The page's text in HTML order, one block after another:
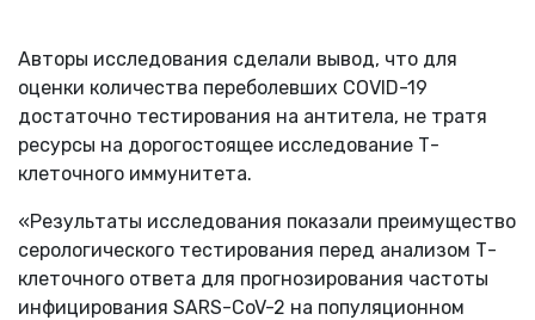
Авторы исследования сделали вывод, что для
оценки количества переболевших COVID-19
достаточно тестирования на антитела, не тратя
ресурсы на дорогостоящее исследование Т-
клеточного иммунитета.
«Результаты исследования показали преимущество
серологического тестирования перед анализом Т-
клеточного ответа для прогнозирования частоты
инфицирования SARS-CoV-2 на популяционном